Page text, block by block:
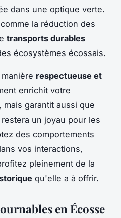
dans une optique verte.
la réduction des
transports durables
écosystèmes écossais.
respectueuse et
enrichit votre
garantit aussi que
un joyau pour les
des comportements
vos interactions,
pleinement de la
qu'elle a à offrir.
en Écosse